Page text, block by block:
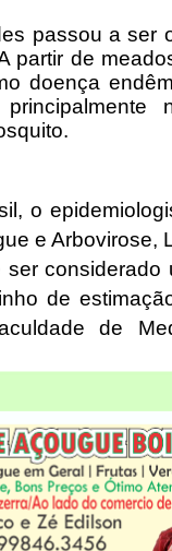
passou a ser
partir de
doença
o
e Arbovirose,
considerado
de
de